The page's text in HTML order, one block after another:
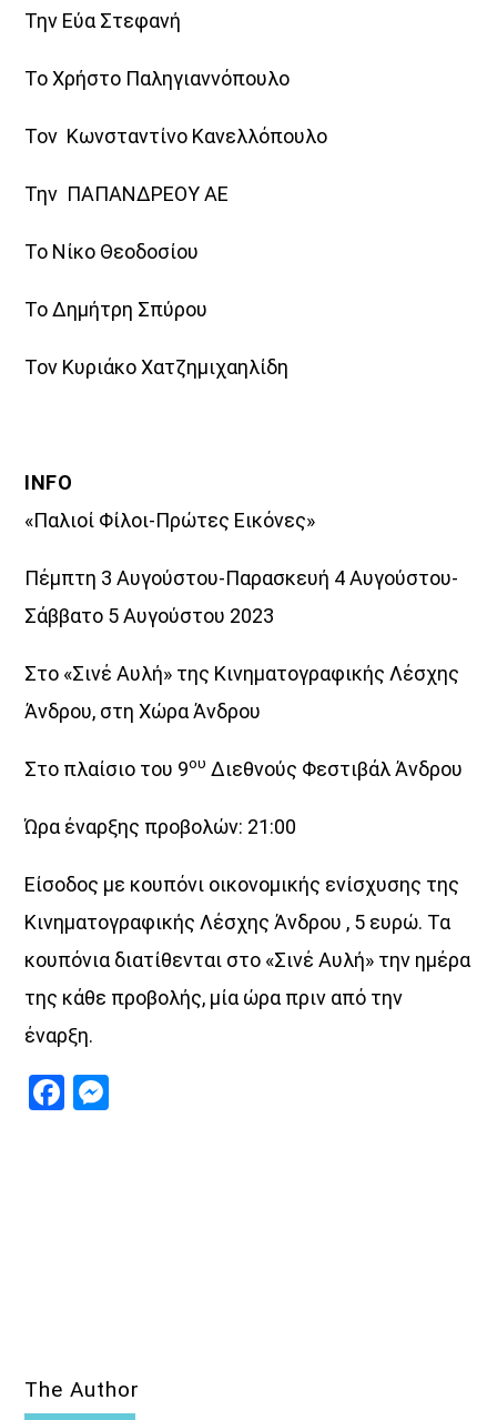
Την Εύα Στεφανή
Το Χρήστο Παληγιαννόπουλο
Τον Κωνσταντίνο Κανελλόπουλο
Την ΠΑΠΑΝΔΡΕΟΥ ΑΕ
Το Νίκο Θεοδοσίου
Το Δημήτρη Σπύρου
Τον Κυριάκο Χατζημιχαηλίδη
INFO
«Παλιοί Φίλοι-Πρώτες Εικόνες»
Πέμπτη 3 Αυγούστου-Παρασκευή 4 Αυγούστου-
Σάββατο 5 Αυγούστου 2023
Στο «Σινέ Αυλή» της Κινηματογραφικής Λέσχης
Άνδρου, στη Χώρα Άνδρου
Στο πλαίσιο του 9ου Διεθνούς Φεστιβάλ Άνδρου
Ώρα έναρξης προβολών: 21:00
Είσοδος με κουπόνι οικονομικής ενίσχυσης της
Κινηματογραφικής Λέσχης Άνδρου , 5 ευρώ. Τα
κουπόνια διατίθενται στο «Σινέ Αυλή» την ημέρα
της κάθε προβολής, μία ώρα πριν από την
έναρξη.
Facebook
The Author